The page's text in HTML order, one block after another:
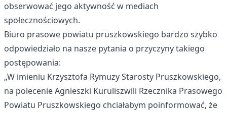
obserwować jego aktywność w mediach
społecznościowych.
Biuro prasowe powiatu pruszkowskiego bardzo szybko
odpowiedziało na nasze pytania o przyczyny takiego
postępowania:
„W imieniu Krzysztofa Rymuzy Starosty Pruszkowskiego,
na polecenie Agnieszki Kuruliszwili Rzecznika Prasowego
Powiatu Pruszkowskiego chciałabym poinformować, że